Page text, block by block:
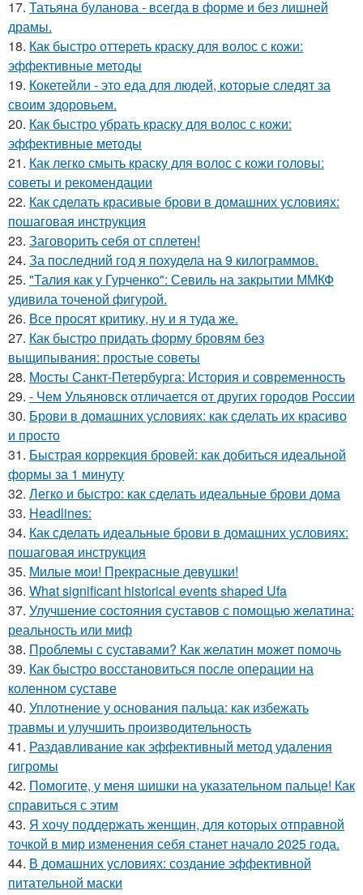
17. Татьяна буланова - всегда в форме и без лишней
драмы.
18. Как быстро оттереть краску для волос с кожи:
эффективные методы
19. Кокетейли - это еда для людей, которые следят за
своим здоровьем.
20. Как быстро убрать краску для волос с кожи:
эффективные методы
21. Как легко смыть краску для волос с кожи головы:
советы и рекомендации
22. Как сделать красивые брови в домашних условиях:
пошаговая инструкция
23. Заговорить себя от сплетен!
24. За последний год я похудела на 9 килограммов.
25. "Талия как у Гурченко": Севиль на закрытии ММКФ
удивила точеной фигурой.
26. Все просят критику, ну и я туда же.
27. Как быстро придать форму бровям без
выщипывания: простые советы
28. Мосты Санкт-Петербурга: История и современность
29. - Чем Ульяновск отличается от других городов России
30. Брови в домашних условиях: как сделать их красиво
и просто
31. Быстрая коррекция бровей: как добиться идеальной
формы за 1 минуту
32. Легко и быстро: как сделать идеальные брови дома
33. Headlines:
34. Как сделать идеальные брови в домашних условиях:
пошаговая инструкция
35. Милые мои! Прекрасные девушки!
36. What significant historical events shaped Ufa
37. Улучшение состояния суставов с помощью желатина:
реальность или миф
38. Проблемы с суставами? Как желатин может помочь
39. Как быстро восстановиться после операции на
коленном суставе
40. Уплотнение у основания пальца: как избежать
травмы и улучшить производительность
41. Раздавливание как эффективный метод удаления
гигромы
42. Помогите, у меня шишки на указательном пальце! Как
справиться с этим
43. Я хочу поддержать женщин, для которых отправной
точкой в мир изменения себя станет начало 2025 года.
44. В домашних условиях: создание эффективной
питательной маски